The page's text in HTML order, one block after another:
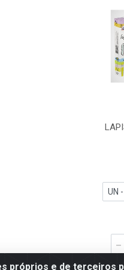
próprios e de terceiros